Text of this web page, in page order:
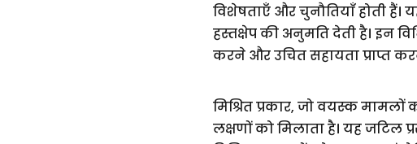
विशेषताएँ और चुनौतियाँ होती हैं।
हस्तक्षेप की अनुमति देती है। इन
करने और उचित सहायता प्राप्त
मिश्रित प्रकार, जो वयस्क
लक्षणों को मिलाता है। यह जटिल